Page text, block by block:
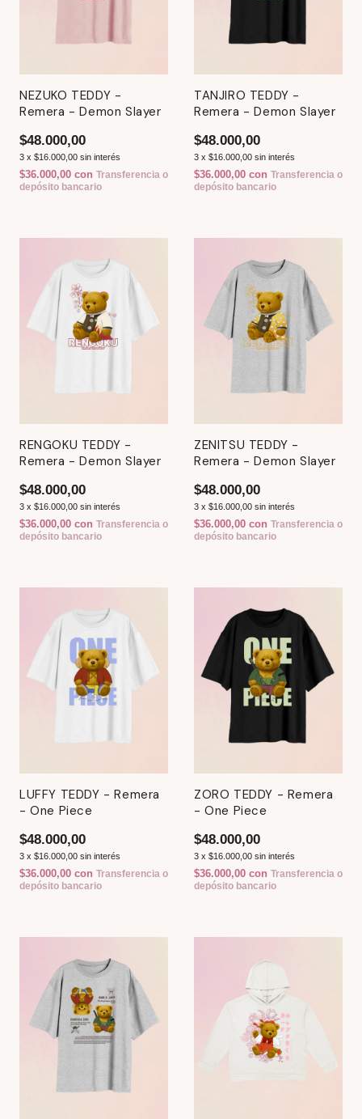
NEZUKO TEDDY -
Remera - Demon Slayer
$48.000,00
3 x $16.000,00 sin interés
$36.000,00 con Transferencia o
depósito bancario
TANJIRO TEDDY -
Remera - Demon Slayer
$48.000,00
3 x $16.000,00 sin interés
$36.000,00 con Transferencia o
depósito bancario
RENGOKU TEDDY -
Remera - Demon Slayer
$48.000,00
3 x $16.000,00 sin interés
$36.000,00 con Transferencia o
depósito bancario
ZENITSU TEDDY -
Remera - Demon Slayer
$48.000,00
3 x $16.000,00 sin interés
$36.000,00 con Transferencia o
depósito bancario
LUFFY TEDDY - Remera
- One Piece
$48.000,00
3 x $16.000,00 sin interés
$36.000,00 con Transferencia o
depósito bancario
ZORO TEDDY - Remera
- One Piece
$48.000,00
3 x $16.000,00 sin interés
$36.000,00 con Transferencia o
depósito bancario